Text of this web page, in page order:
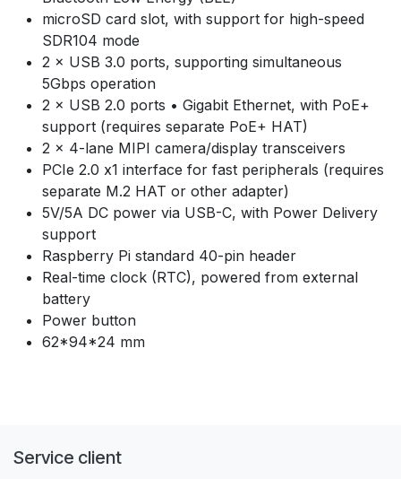
microSD card slot, with support for high-speed
SDR104 mode
2 × USB 3.0 ports, supporting simultaneous
5Gbps operation
2 × USB 2.0 ports • Gigabit Ethernet, with PoE+
support (requires separate PoE+ HAT)
2 × 4-lane MIPI camera/display transceivers
PCIe 2.0 x1 interface for fast peripherals (requires
separate M.2 HAT or other adapter)
5V/5A DC power via USB-C, with Power Delivery
support
Raspberry Pi standard 40-pin header
Real-time clock (RTC), powered from external
battery
Power button
62*94*24 mm
Service client